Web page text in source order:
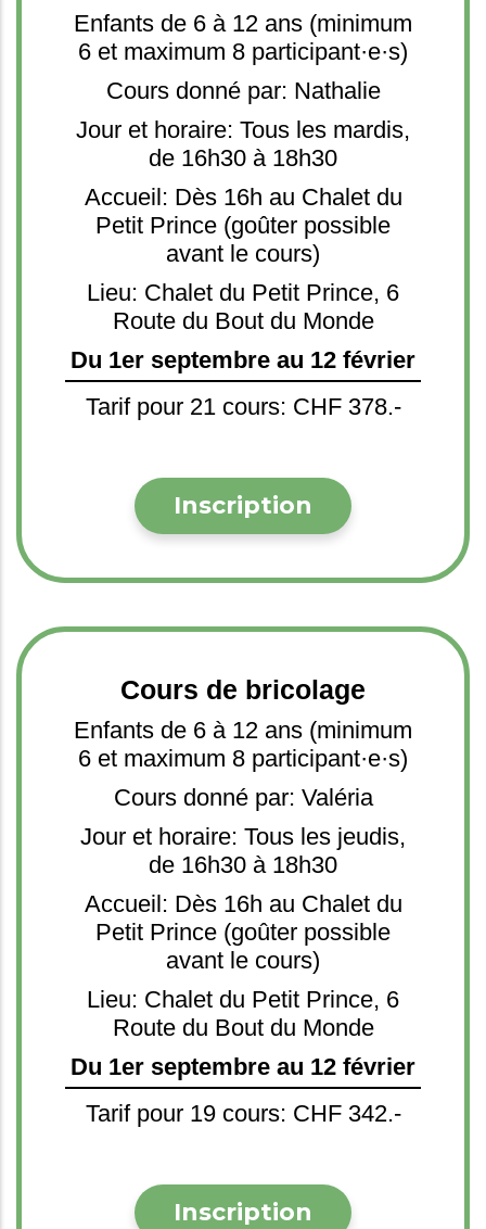
Enfants de 6 à 12 ans (minimum
6 et maximum 8 participant·e·s)
Cours donné par: Nathalie
Jour et horaire: Tous les mardis,
de 16h30 à 18h30
Accueil: Dès 16h au Chalet du
Petit Prince (goûter possible
avant le cours)
Lieu: Chalet du Petit Prince, 6
Route du Bout du Monde
Du 1er septembre au 12 février
Tarif pour 21 cours: CHF 378.-
Inscription
Cours de bricolage
Enfants de 6 à 12 ans (minimum
6 et maximum 8 participant·e·s)
Cours donné par: Valéria
Jour et horaire: Tous les jeudis,
de 16h30 à 18h30
Accueil: Dès 16h au Chalet du
Petit Prince (goûter possible
avant le cours)
Lieu: Chalet du Petit Prince, 6
Route du Bout du Monde
Du 1er septembre au 12 février
Tarif pour 19 cours: CHF 342.-
Inscription